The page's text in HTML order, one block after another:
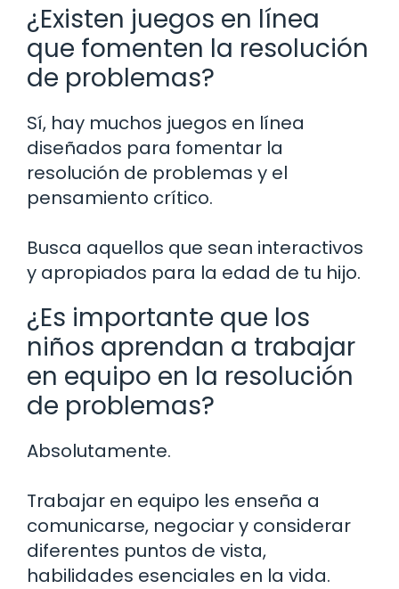
¿Existen juegos en línea
que fomenten la resolución
de problemas?
Sí, hay muchos juegos en línea
diseñados para fomentar la
resolución de problemas y el
pensamiento crítico.
Busca aquellos que sean interactivos
y apropiados para la edad de tu hijo.
¿Es importante que los
niños aprendan a trabajar
en equipo en la resolución
de problemas?
Absolutamente.
Trabajar en equipo les enseña a
comunicarse, negociar y considerar
diferentes puntos de vista,
habilidades esenciales en la vida.